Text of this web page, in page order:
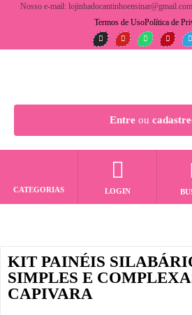
Nosso e-mail: lojinhadocantinhoensinar@gmail.com
Termos de UsoPolítica de
Entreou
CATEGORIAS LOGIN
KIT PAINÉIS
SIMPLES E
CAPIVARA